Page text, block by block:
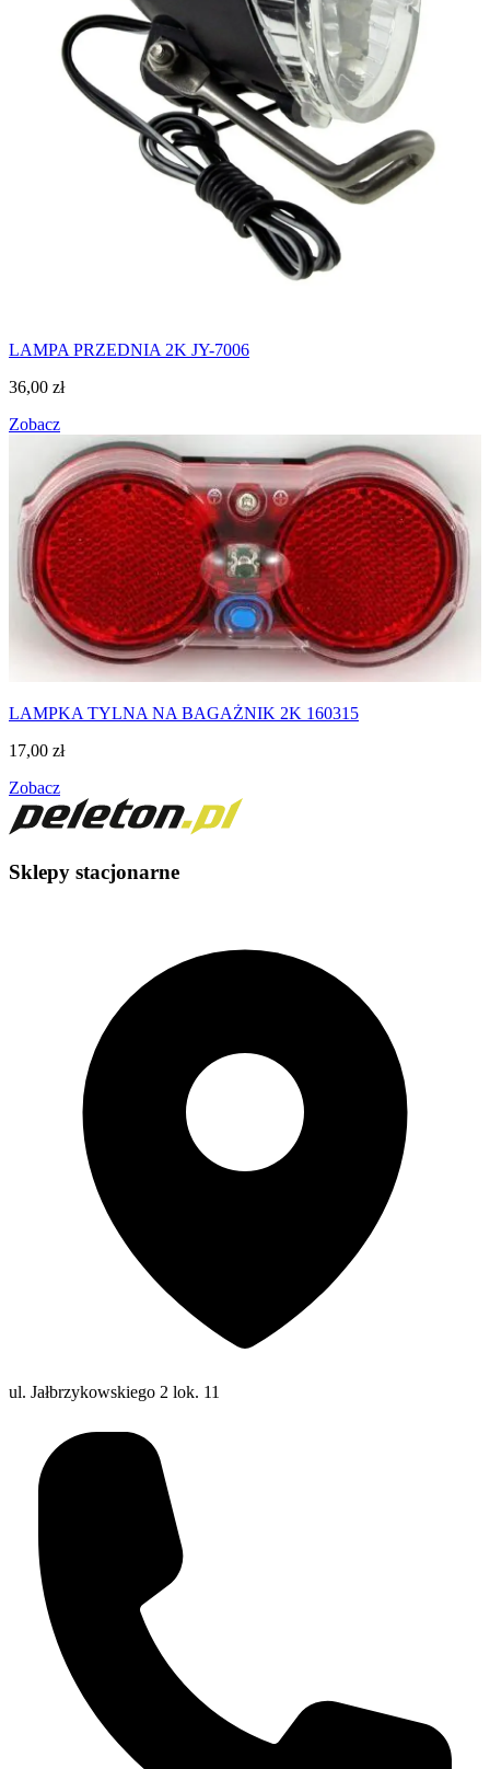
LAMPA PRZEDNIA 2K JY-7006
36,00 zł
Zobacz
LAMPKA TYLNA NA BAGAŻNIK 2K 160315
17,00 zł
Zobacz
Sklepy stacjonarne
ul. Jałbrzykowskiego 2 lok. 11